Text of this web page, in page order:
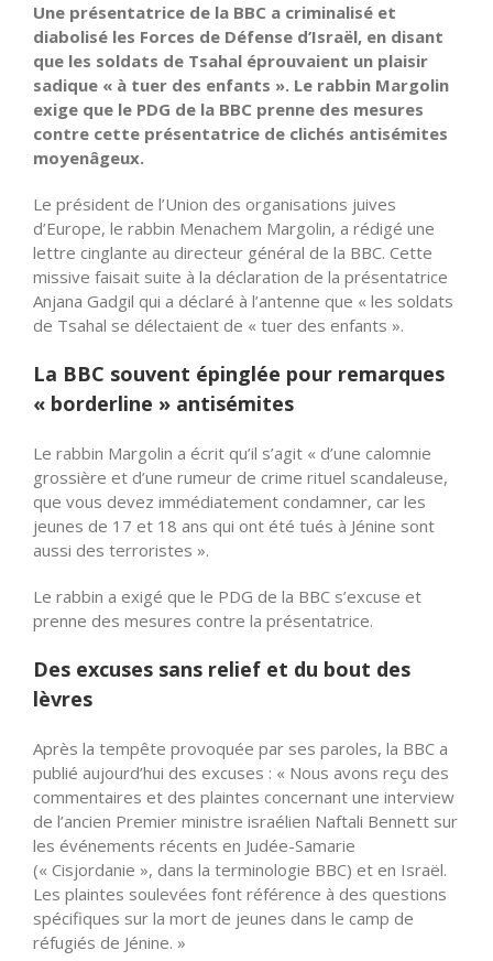
Une présentatrice de la BBC a criminalisé et
diabolisé les Forces de Défense d’Israël, en disant
que les soldats de Tsahal éprouvaient un plaisir
sadique « à tuer des enfants ». Le rabbin Margolin
exige que le PDG de la BBC prenne des mesures
contre cette présentatrice de clichés antisémites
moyenâgeux.
Le président de l’Union des organisations juives
d’Europe, le rabbin Menachem Margolin, a rédigé une
lettre cinglante au directeur général de la BBC. Cette
missive faisait suite à la déclaration de la présentatrice
Anjana Gadgil qui a déclaré à l’antenne que « les soldats
de Tsahal se délectaient de « tuer des enfants ».
La BBC souvent épinglée pour remarques
« borderline » antisémites
Le rabbin Margolin a écrit qu’il s’agit « d’une calomnie
grossière et d’une rumeur de crime rituel scandaleuse,
que vous devez immédiatement condamner, car les
jeunes de 17 et 18 ans qui ont été tués à Jénine sont
aussi des terroristes ».
Le rabbin a exigé que le PDG de la BBC s’excuse et
prenne des mesures contre la présentatrice.
Des excuses sans relief et du bout des
lèvres
Après la tempête provoquée par ses paroles, la BBC a
publié aujourd’hui des excuses : « Nous avons reçu des
commentaires et des plaintes concernant une interview
de l’ancien Premier ministre israélien Naftali Bennett sur
les événements récents en Judée-Samarie
(« Cisjordanie », dans la terminologie BBC) et en Israël.
Les plaintes soulevées font référence à des questions
spécifiques sur la mort de jeunes dans le camp de
réfugiés de Jénine. »